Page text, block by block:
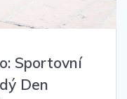
Sportovní
Den